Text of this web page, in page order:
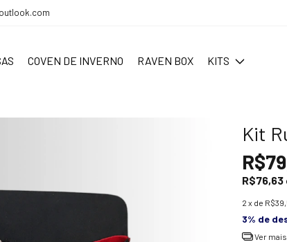
COVEN DE INVERNO RAVEN BOX KITS
Kit
R$76,63
2 x de
3% de
Ver